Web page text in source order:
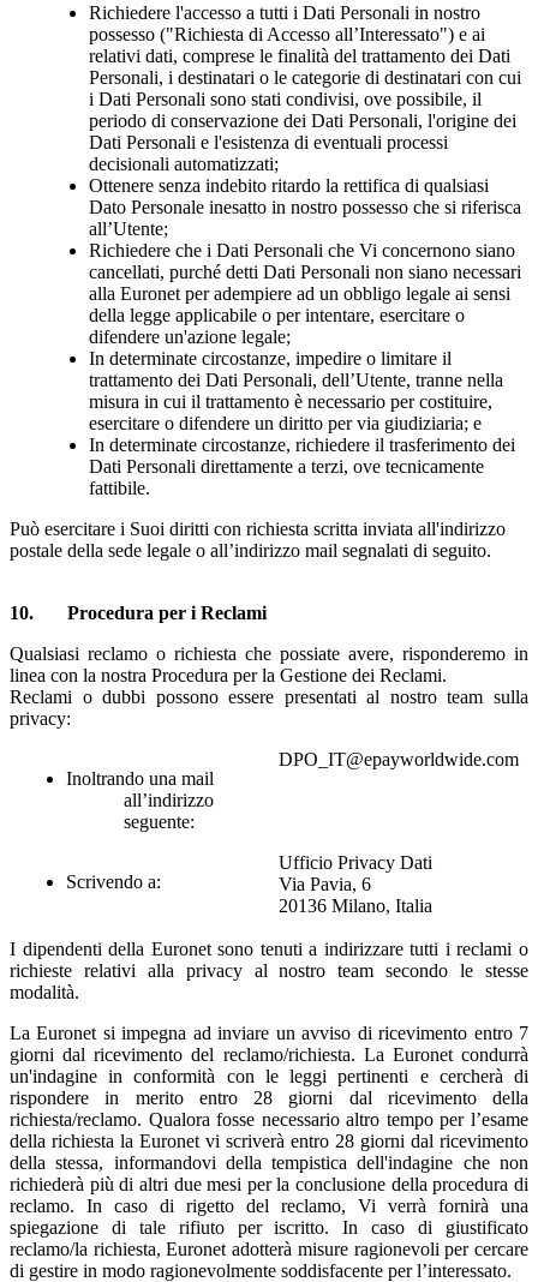
Richiedere l'accesso a tutti i Dati Personali in nostro
possesso ("Richiesta di Accesso all’Interessato") e ai
relativi dati, comprese le finalità del trattamento dei Dati
Personali, i destinatari o le categorie di destinatari con cui
i Dati Personali sono stati condivisi, ove possibile, il
periodo di conservazione dei Dati Personali, l'origine dei
Dati Personali e l'esistenza di eventuali processi
decisionali automatizzati;
Ottenere senza indebito ritardo la rettifica di qualsiasi
Dato Personale inesatto in nostro possesso che si riferisca
all’Utente;
Richiedere che i Dati Personali che Vi concernono siano
cancellati, purché detti Dati Personali non siano necessari
alla Euronet per adempiere ad un obbligo legale ai sensi
della legge applicabile o per intentare, esercitare o
difendere un'azione legale;
In determinate circostanze, impedire o limitare il
trattamento dei Dati Personali, dell’Utente, tranne nella
misura in cui il trattamento è necessario per costituire,
esercitare o difendere un diritto per via giudiziaria; e
In determinate circostanze, richiedere il trasferimento dei
Dati Personali direttamente a terzi, ove tecnicamente
fattibile.
Può esercitare i Suoi diritti con richiesta scritta inviata all'indirizzo
postale della sede legale o all’indirizzo mail segnalati di seguito.
10. Procedura per i Reclami
Qualsiasi reclamo o richiesta che possiate avere, risponderemo in
linea con la nostra Procedura per la Gestione dei Reclami.
Reclami o dubbi possono essere presentati al nostro team sulla
privacy:
Inoltrando una mail
all’indirizzo
seguente:
DPO_IT@epayworldwide.com
Scrivendo a:
Ufficio Privacy Dati
Via Pavia, 6
20136 Milano, Italia
I dipendenti della Euronet sono tenuti a indirizzare tutti i reclami o
richieste relativi alla privacy al nostro team secondo le stesse
modalità.
La Euronet si impegna ad inviare un avviso di ricevimento entro 7
giorni dal ricevimento del reclamo/richiesta. La Euronet condurrà
un'indagine in conformità con le leggi pertinenti e cercherà di
rispondere in merito entro 28 giorni dal ricevimento della
richiesta/reclamo. Qualora fosse necessario altro tempo per l’esame
della richiesta la Euronet vi scriverà entro 28 giorni dal ricevimento
della stessa, informandovi della tempistica dell'indagine che non
richiederà più di altri due mesi per la conclusione della procedura di
reclamo. In caso di rigetto del reclamo, Vi verrà fornirà una
spiegazione di tale rifiuto per iscritto. In caso di giustificato
reclamo/la richiesta, Euronet adotterà misure ragionevoli per cercare
di gestire in modo ragionevolmente soddisfacente per l’interessato.